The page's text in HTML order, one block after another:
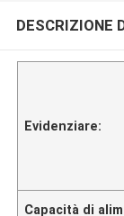
DESCRIZIONE
Evidenziare:
Capacità di